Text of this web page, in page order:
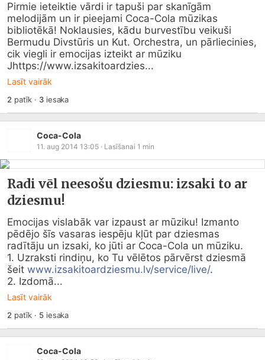
Pirmie ieteiktie vārdi ir tapuši par skanīgām
melodijām un ir pieejami Coca-Cola mūzikas
bibliotēkā! Noklausies, kādu burvestību veikuši
Bermudu Divstūris un Kut. Orchestra, un pārliecinies,
cik viegli ir emocijas izteikt ar mūziku
Jhttps://www.izsakitoardzies...
Lasīt vairāk
2 patīk · 3iesaka
Coca-Cola
11. aug 2014 13:05 · Lasīšanai 1 min
Radi vēl neesošu dziesmu: izsaki to ar
dziesmu!
Emocijas vislabāk var izpaust ar mūziku! Izmanto
pēdējo šīs vasaras iespēju kļūt par dziesmas
radītāju un izsaki, ko jūti ar Coca-Cola un mūziku.
1. Uzraksti rindiņu, ko Tu vēlētos pārvērst dziesmā
šeit www.izsakitoardziesmu.lv/service/live/.
2. Izdomā...
Lasīt vairāk
2 patīk · 5iesaka
Coca-Cola